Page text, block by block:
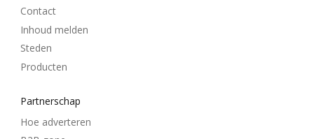
Contact
Inhoud melden
Steden
Producten
Partnerschap
Hoe adverteren